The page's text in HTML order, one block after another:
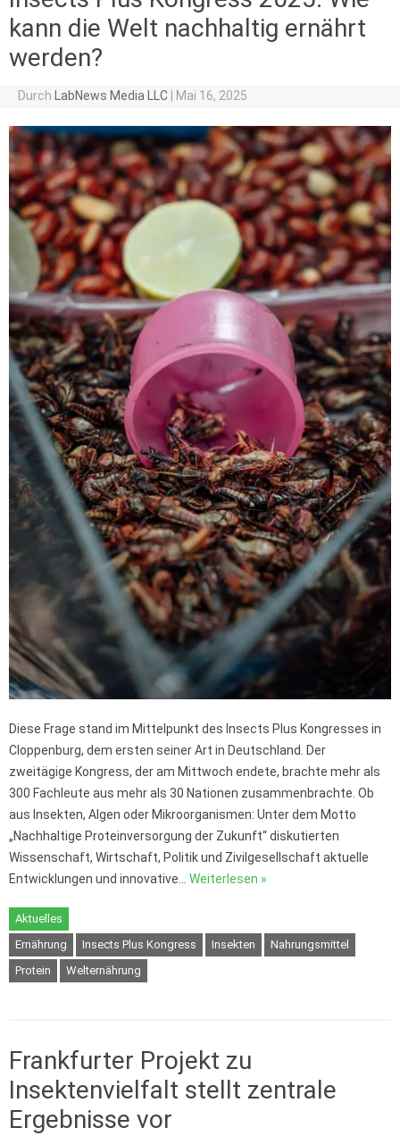
kann die Welt nachhaltig ernährt
werden?
Durch LabNews Media LLC Mai 16, 2025
Diese Frage stand im Mittelpunkt des Insects Plus Kongresses in
Cloppenburg, dem ersten seiner Art in Deutschland. Der
zweitägige Kongress, der am Mittwoch endete, brachte mehr als
300 Fachleute aus mehr als 30 Nationen zusammenbrachte. Ob
aus Insekten, Algen oder Mikroorganismen: Unter dem Motto
„Nachhaltige Proteinversorgung der Zukunft“ diskutierten
Wissenschaft, Wirtschaft, Politik und Zivilgesellschaft aktuelle
Entwicklungen und innovative… Weiterlesen »
Aktuelles
Ernährung
Insects Plus Kongress Insekten
Nahrungsmittel
Protein
Welternährung
Frankfurter Projekt zu
Insektenvielfalt stellt zentrale
Ergebnisse vor